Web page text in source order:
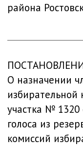
района
О назначении
избирательной
участка №
голоса из
комиссий